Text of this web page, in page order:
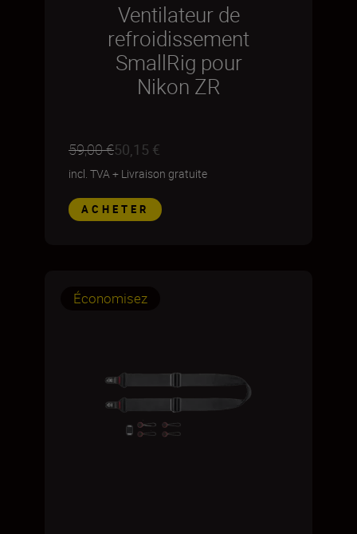
Ventilateur de
refroidissement
SmallRig pour
Nikon ZR
59,00 €50,15 €
incl. TVA+ Livraison gratuite
ACHETER
Économisez